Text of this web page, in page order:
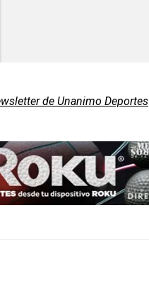
de Unanimo Deportes